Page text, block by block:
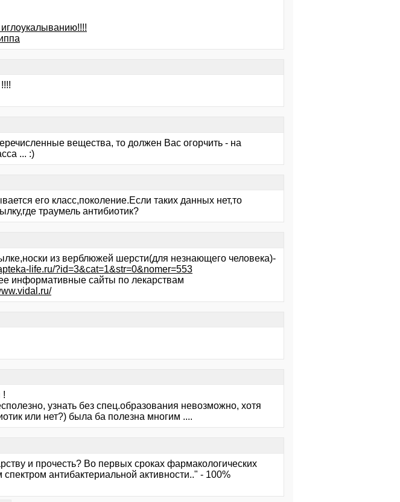
вещества, то должен Вас огорчить - на
... :)
его класс,поколение.Если таких данных нет,то
траумель антибиотик?
из верблюжей шерсти(для незнающего человека)-
life.ru/?id=3&cat=1&str=0&nomer=553
информативные сайты по лекарствам
!
узнать без спец.образования невозможно, хотя
или нет?) была ба полезна многим ....
и прочесть? Во первых сроках фармакологических
антибактериальной активности.." - 100%